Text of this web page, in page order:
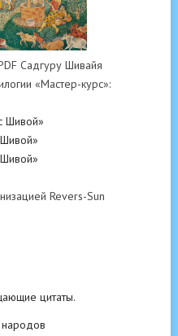
Садгуру Шивайя
«Мастер-курс»:
Шивой»
Revers-Sun
цитаты.